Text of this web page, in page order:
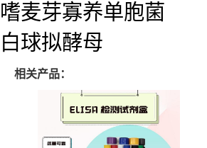
嗜麦芽寡养单胞菌
白球拟酵母
相关产品：